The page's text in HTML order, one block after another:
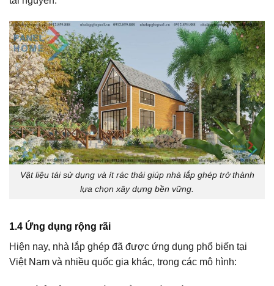
Vật liệu tái sử dụng và ít rác thải giúp nhà lắp ghép trở thành
lựa chọn xây dựng bền vững.
1.4 Ứng dụng rộng rãi
Hiện nay, nhà lắp ghép đã được ứng dụng phổ biến tại
Việt Nam và nhiều quốc gia khác, trong các mô hình: